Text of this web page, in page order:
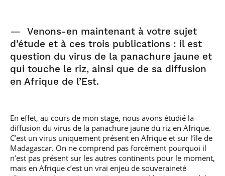
—
Venons-en maintenant à votre sujet
d’étude et à ces trois publications : il est
question du virus de la panachure jaune et
qui touche le riz, ainsi que de sa diffusion
en Afrique de l’Est.
En effet, au cours de mon stage, nous avons étudié la
diffusion du virus de la panachure jaune du riz en Afrique.
C’est un virus uniquement présent en Afrique et sur l’île de
Madagascar. On ne comprend pas forcément pourquoi il
n’est pas présent sur les autres continents pour le moment,
mais en Afrique c’est un vrai enjeu de souveraineté